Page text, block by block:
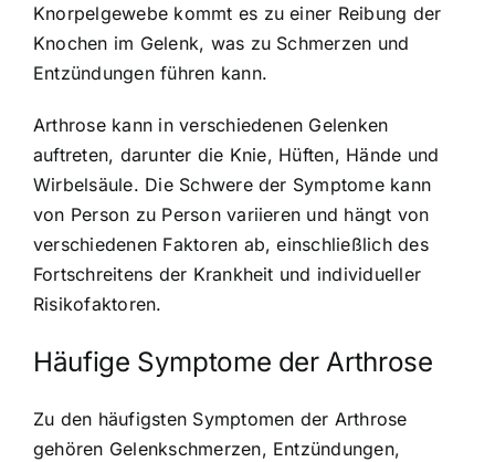
Knorpelgewebe kommt es zu einer Reibung der
Knochen im Gelenk, was zu Schmerzen und
Entzündungen führen kann.
Arthrose kann in verschiedenen Gelenken
auftreten, darunter die Knie, Hüften, Hände und
Wirbelsäule. Die Schwere der Symptome kann
von Person zu Person variieren und hängt von
verschiedenen Faktoren ab, einschließlich des
Fortschreitens der Krankheit und individueller
Risikofaktoren.
Häufige Symptome der Arthrose
Zu den häufigsten Symptomen der Arthrose
gehören Gelenkschmerzen, Entzündungen,